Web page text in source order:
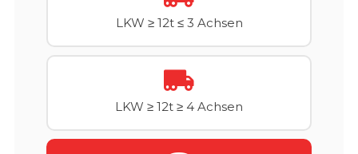
LKW ≥ 12t ≤ 3 Achsen
LKW ≥ 12t ≥ 4 Achsen